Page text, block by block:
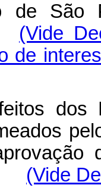
de
(Vide
de
dos
(Vide